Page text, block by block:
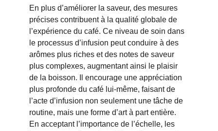
En plus d’améliorer la saveur, des mesures
précises contribuent à la qualité globale de
l’expérience du café. Ce niveau de soin dans
le processus d’infusion peut conduire à des
arômes plus riches et des notes de saveur
plus complexes, augmentant ainsi le plaisir
de la boisson. Il encourage une appréciation
plus profonde du café lui-même, faisant de
l’acte d’infusion non seulement une tâche de
routine, mais une forme d’art à part entière.
En acceptant l’importance de l’échelle, les